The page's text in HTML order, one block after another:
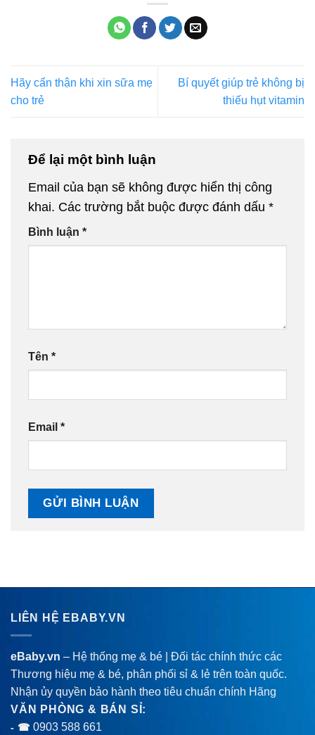
Hãy cẩn thận khi xin sữa mẹ
cho trẻ
Bí quyết giúp trẻ không bị
thiếu hụt vitamin
Để lại một bình luận
Email của bạn sẽ không được hiển thị công
khai. Các trường bắt buộc được đánh dấu *
Bình luận *
Tên *
Email *
LIÊN HỆ EBABY.VN
eBaby.vn – Hệ thống mẹ & bé | Đối tác chính thức các
Thương hiệu mẹ & bé, phân phối sỉ & lẻ trên toàn quốc.
Nhận ủy quyền bảo hành theo tiêu chuẩn chính Hãng
VĂN PHÒNG & BÁN SỈ:
- ☎ 0903 588 661